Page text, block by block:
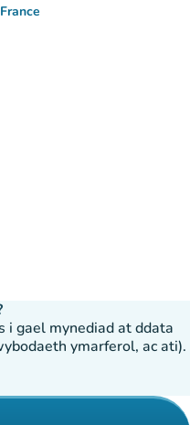
Maps)
i gael mynediad at ddata
ymarferol, ac ati).